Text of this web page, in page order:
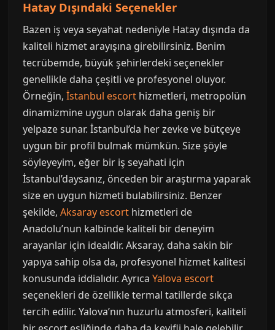
Hatay Dışındaki Seçenekler
Bazen iş veya seyahat nedeniyle Hatay dışında da
kaliteli hizmet arayışına girebilirsiniz. Benim
tecrübemde, büyük şehirlerdeki seçenekler
genellikle daha çeşitli ve profesyonel oluyor.
Örneğin, İstanbul escort hizmetleri, metropolün
dinamizmine uygun olarak daha geniş bir
yelpaze sunar. İstanbul’da her zevke ve bütçeye
uygun bir profil bulmak mümkün. Size şöyle
söyleyeyim, eğer bir iş seyahati için
İstanbul’daysanız, önceden bir araştırma yaparak
size en uygun hizmeti bulabilirsiniz. Benzer
şekilde, Aksaray escort hizmetleri de
Anadolu’nun kalbinde kaliteli bir deneyim
arayanlar için idealdir. Aksaray, daha sakin bir
yapıya sahip olsa da, profesyonel hizmet kalitesi
konusunda iddialıdır. Ayrıca Yalova escort
seçenekleri de özellikle termal tatillerde sıkça
tercih edilir. Yalova’nın huzurlu atmosferi, kaliteli